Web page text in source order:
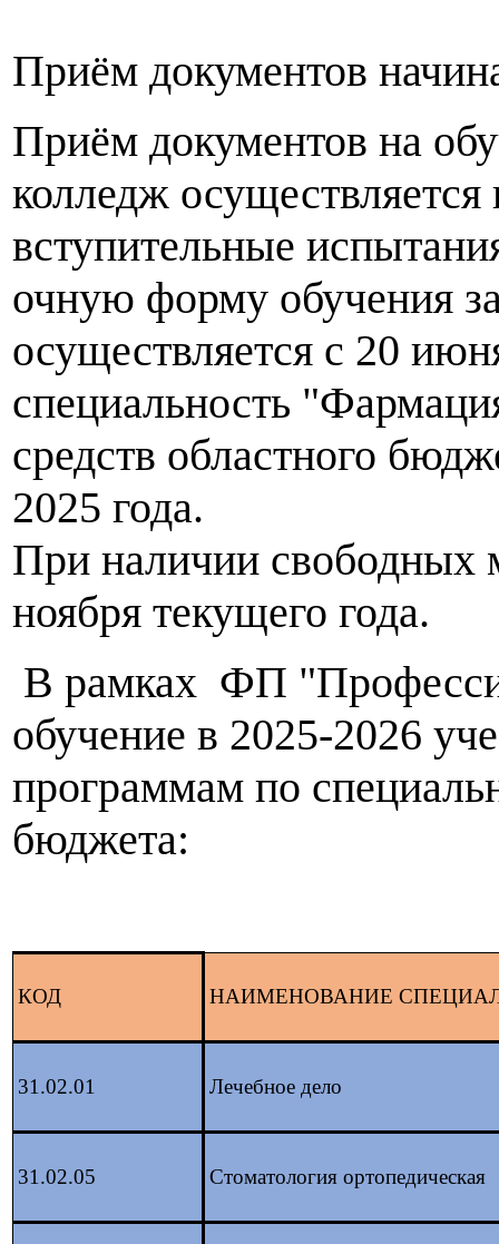
Приём документов
Приём документов на
колледж
вступительные
очную форму обучения
осуществляется с 20
специальность
средств областного
2025 года.
При наличии свободных
ноября текущего года.
В рамках ФП
обучение в 2025-2026
программам по
бюджета:
КОД НАИМЕНОВАНИЕ
31.02.01 Лечебное дело
31.02.05 Стоматология ортопедическая